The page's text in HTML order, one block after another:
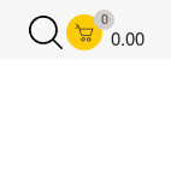
0
0.00